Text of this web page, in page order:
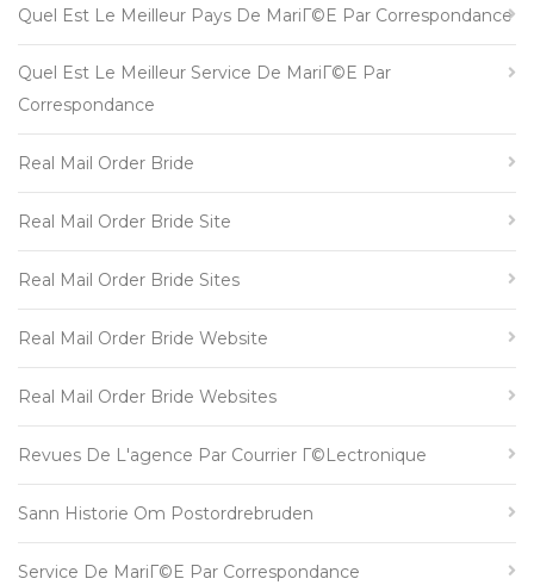
Quel Est Le Meilleur Pays De MariГ©e Par Correspondance
Quel Est Le Meilleur Service De MariГ©e Par
Correspondance
Real Mail Order Bride
Real Mail Order Bride Site
Real Mail Order Bride Sites
Real Mail Order Bride Website
Real Mail Order Bride Websites
Revues De L'agence Par Courrier Г©lectronique
Sann Historie Om Postordrebruden
Service De MariГ©e Par Correspondance